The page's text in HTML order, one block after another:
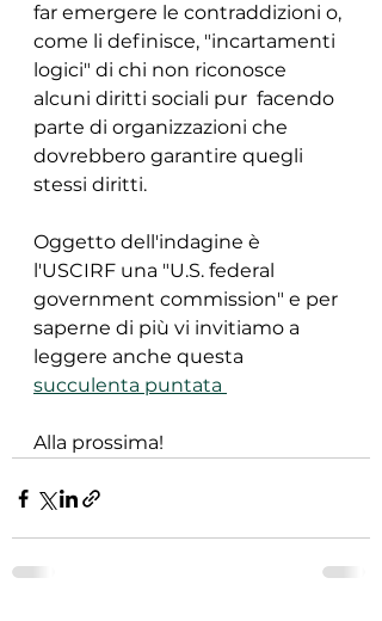
far emergere le contraddizioni o,
come li definisce, "incartamenti
logici" di chi non riconosce
alcuni diritti sociali pur  facendo
parte di organizzazioni che
dovrebbero garantire quegli
stessi diritti.
Oggetto dell'indagine è
l'USCIRF una "U.S. federal
government commission" e per
saperne di più vi invitiamo a
leggere anche questa
succulenta puntata
Alla prossima!